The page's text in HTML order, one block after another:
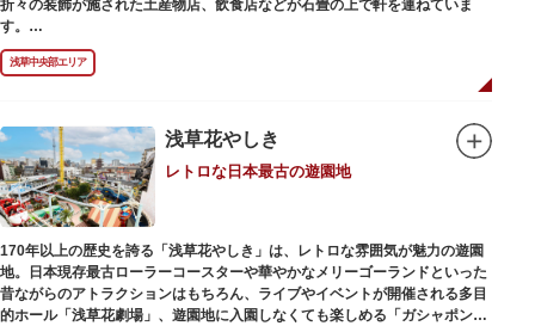
折々の装飾が施された土産物店、飲食店などが石畳の上で軒を連ねていま
す。
人形焼や手焼きせんべいをはじめ、団子や揚げまんじゅう、雷おこしなどの
銘菓、和傘や扇子など伝統工芸品も並び、歩いているだけで浅草らしさを感
じる場所です。江戸文化を感じる粋な商品の数々は、海外からの観光客にも
ての味を堪能できるのも魅力。下町っ子の威勢の良い売り声が飛び交うな
か、お気に入りのお土産探しをお楽しみください。
浅草中央部エリア
浅草花やしき
レトロな日本最古の遊園地
170年以上の歴史を誇る「浅草花やしき」は、レトロな雰囲気が魅力の遊園
地。日本現存最古ローラーコースターや華やかなメリーゴーランドといった
昔ながらのアトラクションはもちろん、ライブやイベントが開催される多目
的ホール「浅草花劇場」、遊園地に入園しなくても楽しめる「ガシャポンの